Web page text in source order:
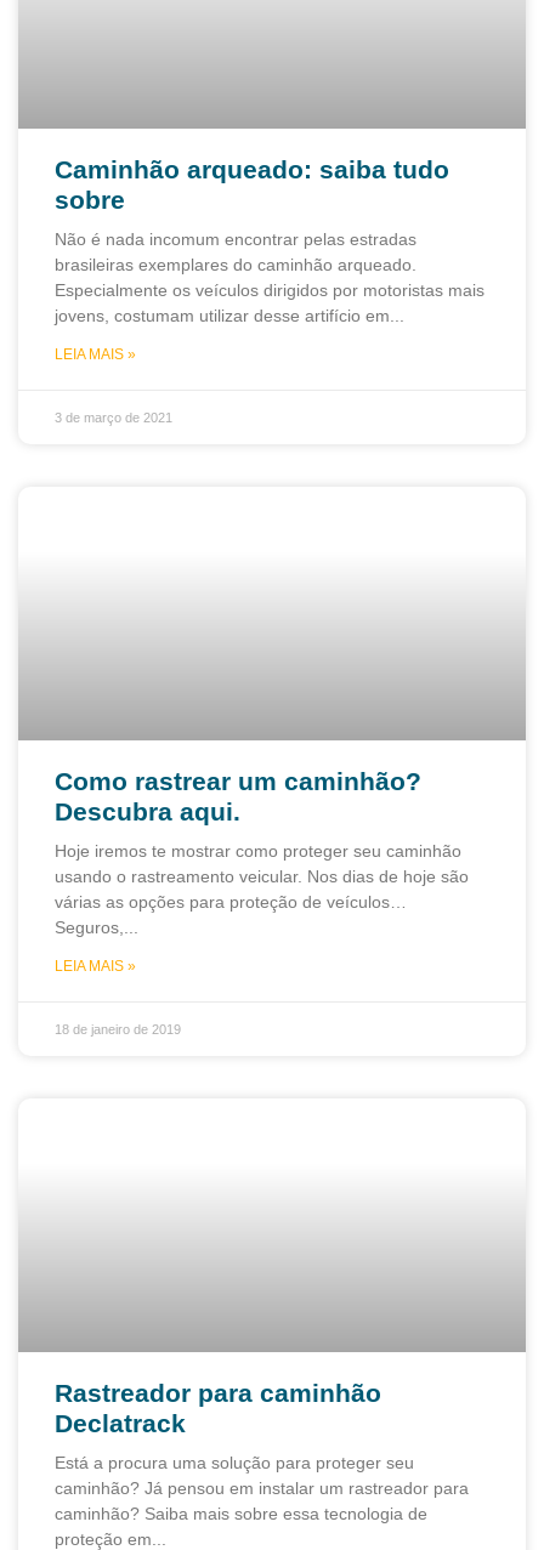
Caminhão arqueado: saiba tudo
sobre
Não é nada incomum encontrar pelas estradas
brasileiras exemplares do caminhão arqueado.
Especialmente os veículos dirigidos por motoristas mais
jovens, costumam utilizar desse artifício em
LEIA MAIS »
3 de março de 2021
Como rastrear um caminhão?
Descubra aqui.
Hoje iremos te mostrar como proteger seu caminhão
usando o rastreamento veicular. Nos dias de hoje são
várias as opções para proteção de veículos…
Seguros,
LEIA MAIS »
18 de janeiro de 2019
Rastreador para caminhão
Declatrack
Está a procura uma solução para proteger seu
caminhão? Já pensou em instalar um rastreador para
caminhão? Saiba mais sobre essa tecnologia de
proteção em